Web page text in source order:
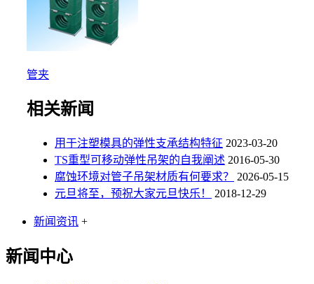
管夹
相关新闻
用于注塑模具的弹性支承结构特征 2023-03-20
TS重型可移动弹性吊架的自我阐述 2016-05-30
腐蚀环境对管子吊架材质有何要求？
2026-05-15
元旦将至，预祝大家元旦快乐！
2018-12-29
新闻资讯 +
新闻中心